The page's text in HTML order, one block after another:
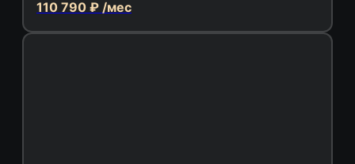
110 790 ₽ /мес